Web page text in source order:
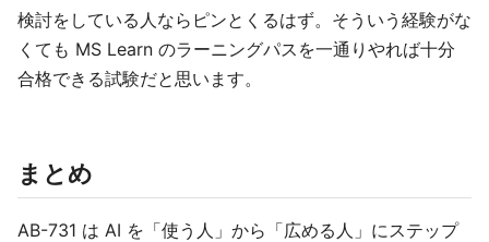
検討をしている人ならピンとくるはず。そういう経験がな
くても MS Learn のラーニングパスを一通りやれば十分
合格できる試験だと思います。
まとめ
AB-731 は AI を「使う人」から「広める人」にステップ